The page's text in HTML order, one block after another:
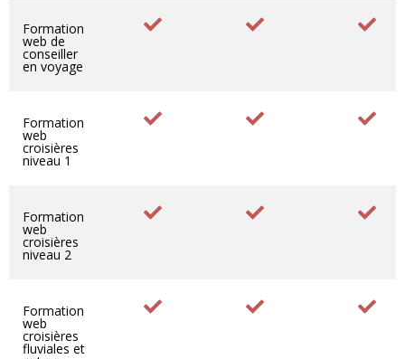
Formation
web de
conseiller
en voyage
Formation
web
croisières
niveau 1
Formation
web
croisières
niveau 2
Formation
web
croisières
fluviales et